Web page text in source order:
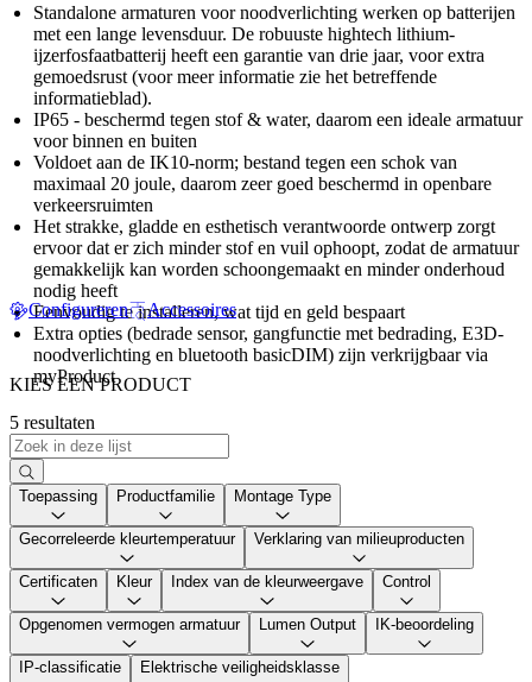
Standalone armaturen voor noodverlichting werken op batterijen
met een lange levensduur. De robuuste hightech lithium-
ijzerfosfaatbatterij heeft een garantie van drie jaar, voor extra
gemoedsrust (voor meer informatie zie het betreffende
informatieblad).
IP65 - beschermd tegen stof & water, daarom een ideale armatuur
voor binnen en buiten
Voldoet aan de IK10-norm; bestand tegen een schok van
maximaal 20 joule, daarom zeer goed beschermd in openbare
verkeersruimten
Het strakke, gladde en esthetisch verantwoorde ontwerp zorgt
ervoor dat er zich minder stof en vuil ophoopt, zodat de armatuur
gemakkelijk kan worden schoongemaakt en minder onderhoud
nodig heeft
Eenvoudig te installeren, wat tijd en geld bespaart
Extra opties (bedrade sensor, gangfunctie met bedrading, E3D-
noodverlichting en bluetooth basicDIM) zijn verkrijgbaar via
myProduct
Configureren Accessoires
KIES EEN PRODUCT
5 resultaten
Toepassing Productfamilie Montage Type
Gecorreleerde kleurtemperatuur Verklaring van milieuproducten
Certificaten Kleur Index van de kleurweergave Control
Opgenomen vermogen armatuur Lumen Output IK-beoordeling
IP-classificatie Elektrische veiligheidsklasse